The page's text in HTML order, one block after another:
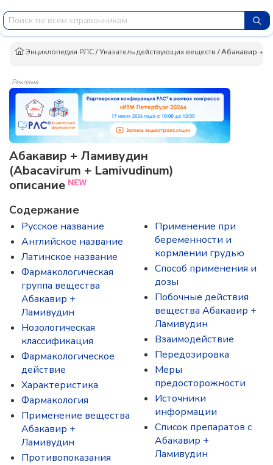
Энциклопедия РЛС/Указатель действующих веществ /Абакавир +
Реклама
Абакавир + Ламивудин
(Abacavirum + Lamivudinum)
описание
Содержание
Русское название
Английское название
Латинское название
Фармакологическая
группа вещества
Абакавир +
Ламивудин
Нозологическая
классификация
Фармакологическое
действие
Характеристика
Фармакология
Применение вещества
Абакавир +
Ламивудин
Противопоказания
Применение при
беременности и
кормлении грудью
Способ применения и
дозы
Побочные действия
вещества Абакавир +
Ламивудин
Взаимодействие
Передозировка
Меры
предосторожности
Источники
информации
Список препаратов с
Абакавир +
Ламивудин